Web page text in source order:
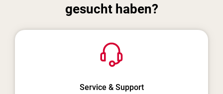
gesucht haben?
Service & Support